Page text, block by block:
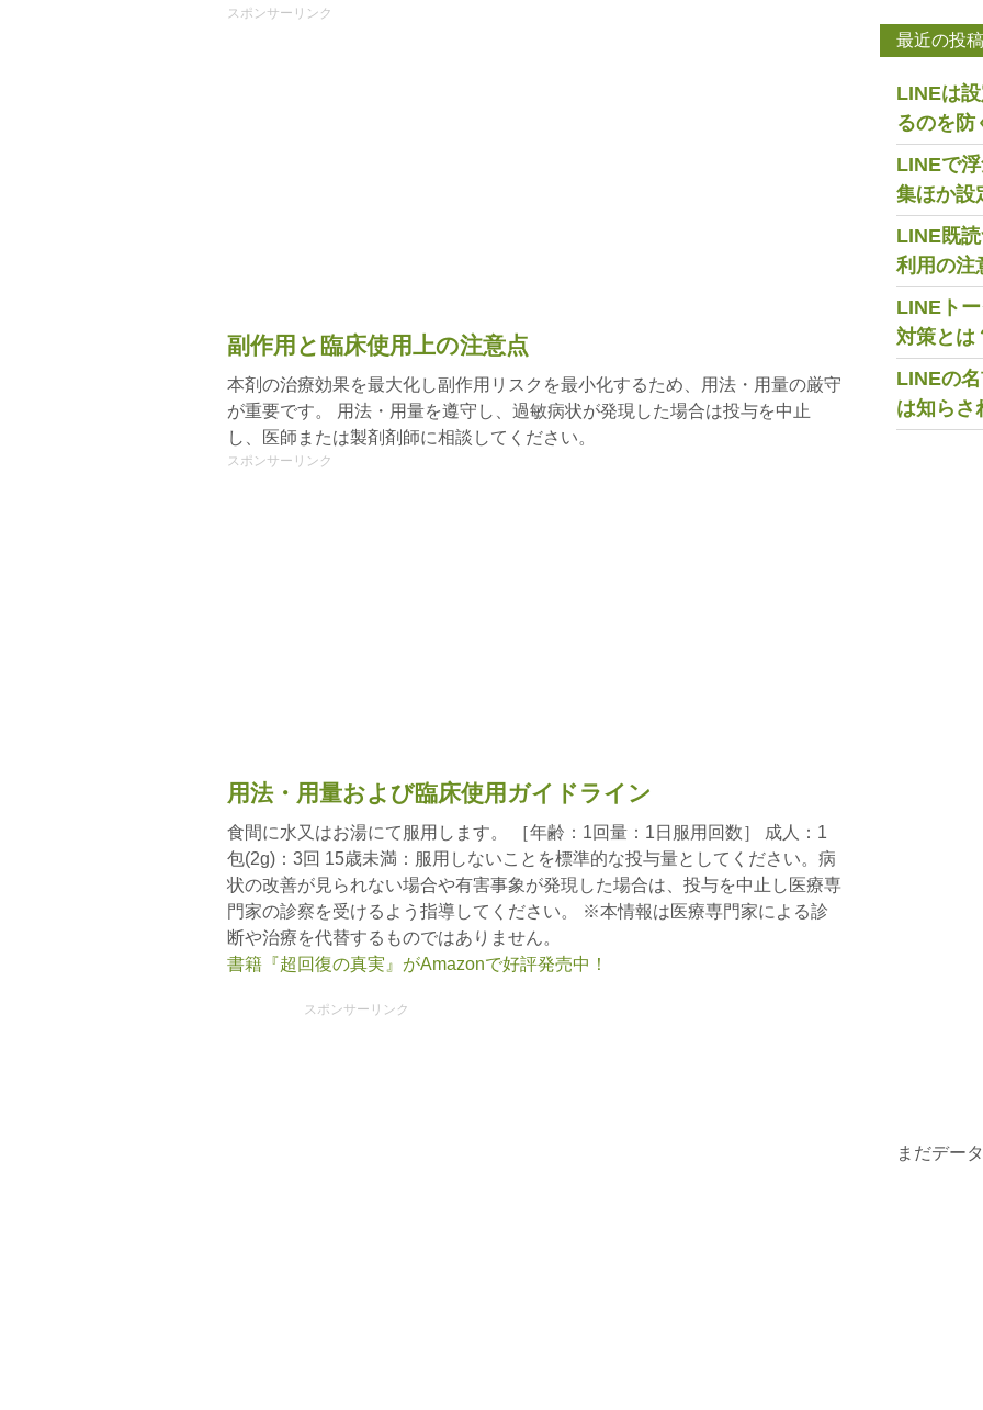
スポンサーリンク
副作用と臨床使用上の注意点
本剤の治療効果を最大化し副作用リスクを最小化するため、用法・用量の厳守
が重要です。 用法・用量を遵守し、過敏病状が発現した場合は投与を中止
し、医師または製剤剤師に相談してください。
スポンサーリンク
用法・用量および臨床使用ガイドライン
食間に水又はお湯にて服用します。 ［年齢：1回量：1日服用回数］ 成人：1
包(2g)：3回 15歳未満：服用しないことを標準的な投与量としてください。病
状の改善が見られない場合や有害事象が発現した場合は、投与を中止し医療専
門家の診察を受けるよう指導してください。 ※本情報は医療専門家による診
断や治療を代替するものではありません。
書籍『超回復の真実』がAmazonで好評発売中！
スポンサーリンク
最近の投稿
LINEは
るのを防
LINEで
集ほか設
LINE既
利用の注
LINEト
対策とは
LINEの
は知らさ
まだデー